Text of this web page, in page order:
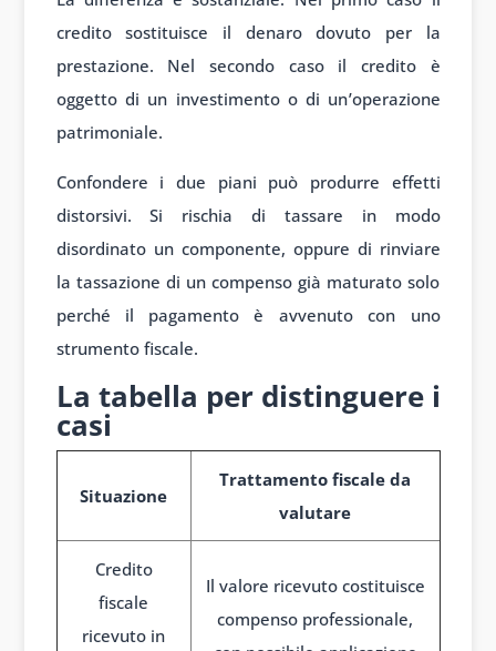
credito sostituisce il denaro dovuto per la
prestazione. Nel secondo caso il credito è
oggetto di un investimento o di un’operazione
patrimoniale.
Confondere i due piani può produrre effetti
distorsivi. Si rischia di tassare in modo
disordinato un componente, oppure di rinviare
la tassazione di un compenso già maturato solo
perché il pagamento è avvenuto con uno
strumento fiscale.
La tabella per distinguere i
casi
Situazione
Trattamento fiscale da
valutare
Credito
fiscale
ricevuto in
Il valore ricevuto costituisce
compenso professionale,